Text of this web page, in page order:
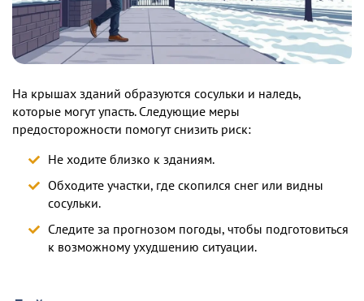
На крышах зданий образуются сосульки и наледь,
которые могут упасть. Следующие меры
предосторожности помогут снизить риск:
Не ходите близко к зданиям.
Обходите участки, где скопился снег или видны
сосульки.
Следите за прогнозом погоды, чтобы подготовиться
к возможному ухудшению ситуации.